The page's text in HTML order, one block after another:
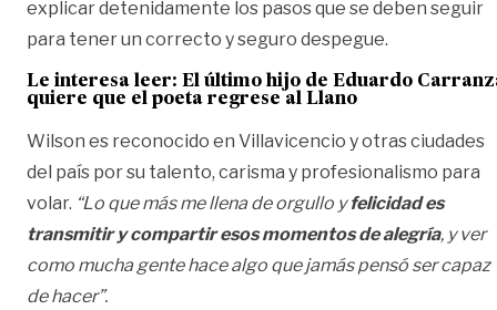
explicar detenidamente los pasos que se deben seguir
para tener un correcto y seguro despegue.
Le interesa leer: El último hijo de Eduardo
quiere que el poeta regrese al Llano
Wilson es reconocido en Villavicencio y otras ciudades
del país por su talento, carisma y profesionalismo para
volar. “Lo que más me llena de orgullo yfelicidad es
transmitir y compartir esos momentos de alegría, y ver
como mucha gente hace algo que jamás pensó ser capaz
de hacer”.